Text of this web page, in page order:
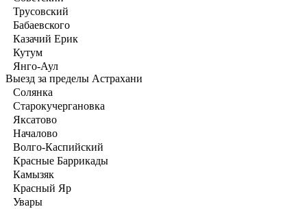
Трусовский
Бабаевского
Казачий Ерик
Кутум
Янго-Аул
Выезд за пределы Астрахани
Солянка
Старокучергановка
Яксатово
Началово
Волго-Каспийский
Красные Баррикады
Камызяк
Красный Яр
Увары